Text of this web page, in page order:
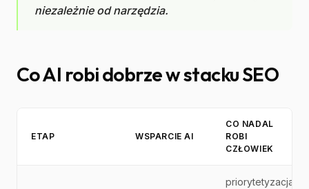
niezależnie od narzędzia.
Co AI robi dobrze w stacku SEO
ETAP WSPARCIE AI
CO NADAL
ROBI
CZŁOWIEK
priorytetyzacja